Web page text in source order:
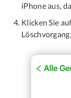
iPhone aus,
Klicken Sie
Löschvorgang.